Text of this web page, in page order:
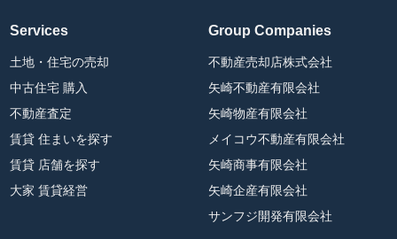
Services
土地・住宅の売却
中古住宅 購入
不動産査定
賃貸 住まいを探す
賃貸 店舗を探す
大家 賃貸経営
Group Companies
不動産売却店株式会社
矢崎不動産有限会社
矢崎物産有限会社
メイコウ不動産有限会社
矢崎商事有限会社
矢崎企産有限会社
サンフジ開発有限会社